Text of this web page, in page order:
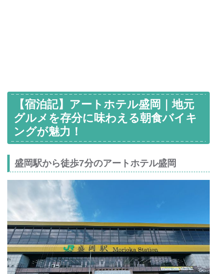
【宿泊記】アートホテル盛岡｜地元
グルメを存分に味わえる朝食バイキ
ングが魅力！
盛岡駅から徒歩7分のアートホテル盛岡